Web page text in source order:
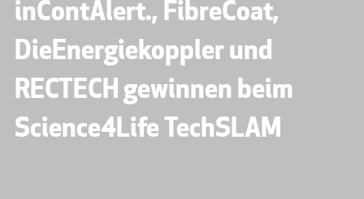
inContAlert., FibreCoat,
DieEnergiekoppler und
RECTECH gewinnen beim
Science4Life TechSLAM